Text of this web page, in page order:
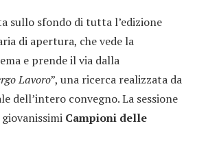
sullo sfondo di tutta l’edizione
di apertura, che vede la
e prende il via dalla
Lavoro”, una ricerca realizzata da
dell’intero convegno. La sessione
Campioni delle